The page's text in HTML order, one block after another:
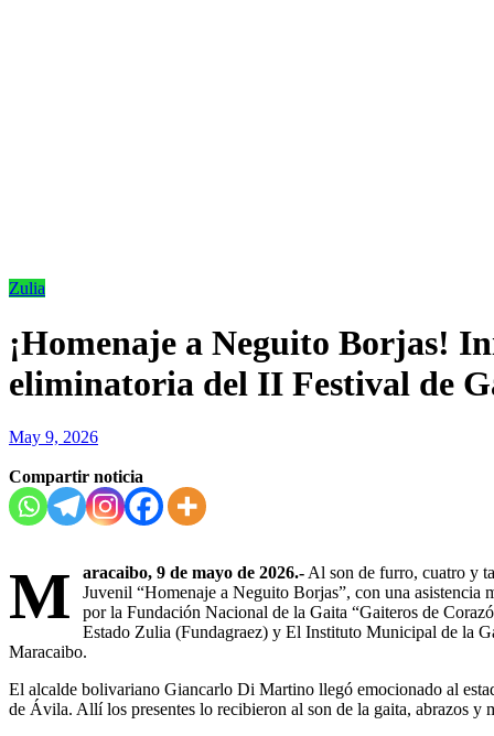
Zulia
¡Homenaje a Neguito Borjas!
eliminatoria del II Festival de
May 9, 2026
Compartir noticia
M aracaibo, 9 de mayo de 2026.- Al son de furro, cuatro y
Juvenil “Homenaje a Neguito Borjas”, con una asistencia
por la Fundación Nacional de la Gaita “Gaiteros de
Estado Zulia (Fundagraez) y El Instituto Municipal de la
Maracaibo.
El alcalde bolivariano Giancarlo Di Martino llegó emocionado al
de Ávila. Allí los presentes lo recibieron al son de la gaita, abrazos y